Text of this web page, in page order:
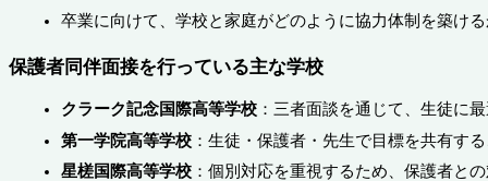
卒業に向けて、学校と家庭がどのように協力体制を築け
保護者同伴面接を行っている主な学校
クラーク記念国際高等学校 ：三者面談を通じて、生徒に
第一学院高等学校 ：生徒・保護者・先生で目標を共有す
星槎国際高等学校 ：個別対応を重視するため、保護者と